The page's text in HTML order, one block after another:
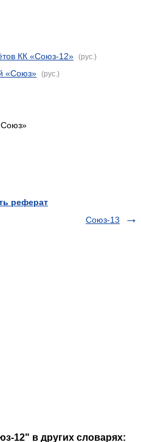
КК «Союз-12» (рус.)
«Союз» (рус.)
реферат
Союз-13
12" в других словарях: